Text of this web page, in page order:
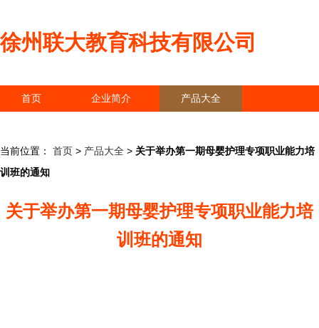
徐州联大教育科技有限公司
首页 企业简介 产品大全
当前位置： 首页 > 产品大全 > 关于举办第一期母婴护理专项职业能力培
训班的通知
关于举办第一期母婴护理专项职业能力培
训班的通知